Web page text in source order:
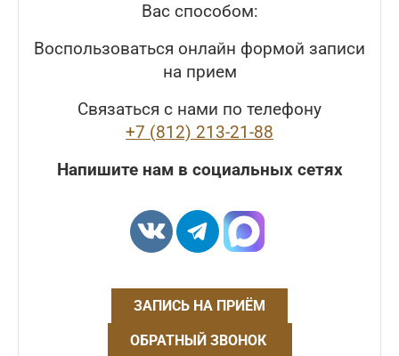
Вас способом:
Воспользоваться онлайн формой записи
на прием
Связаться с нами по телефону
+7 (812) 213-21-88
Напишите нам в социальных сетях
ЗАПИСЬ НА ПРИЁМ
ОБРАТНЫЙ ЗВОНОК